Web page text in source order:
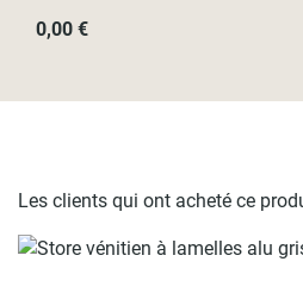
0,00 €
Les clients qui ont acheté ce